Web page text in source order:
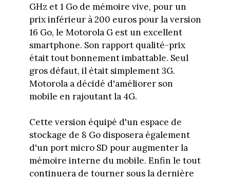
GHz et 1 Go de mémoire vive, pour un
prix inférieur à 200 euros pour la version
16 Go, le Motorola G est un excellent
smartphone. Son rapport qualité-prix
était tout bonnement imbattable. Seul
gros défaut, il était simplement 3G.
Motorola a décidé d'améliorer son
mobile en rajoutant la 4G.
Cette version équipé d'un espace de
stockage de 8 Go disposera également
d'un port micro SD pour augmenter la
mémoire interne du mobile. Enfin le tout
continuera de tourner sous la dernière